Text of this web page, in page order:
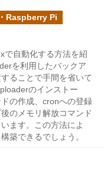
Raspberry Pi
で自動化する方法を紹
を利用したバックア
ることで手間を省いて
のインストー
の作成、cronへの登録
のメモリ解放コマンド
ます。この方法によ
築できるでしょう。